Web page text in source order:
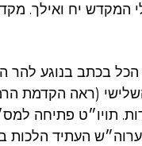
המקדש יח ואילך.
הכל בכתב בנוגע
(ראה הקדמת
תויו״ט פתיחה
ערוה״ש העתיד הלכות